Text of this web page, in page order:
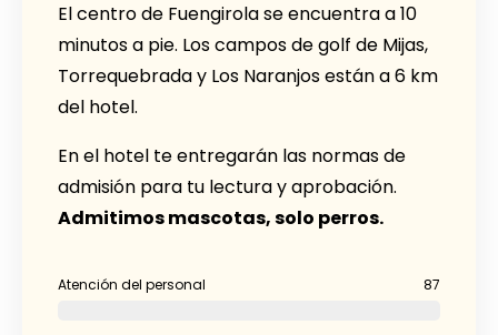
El centro de Fuengirola se encuentra a 10
minutos a pie. Los campos de golf de Mijas,
Torrequebrada y Los Naranjos están a 6 km
del hotel.
En el hotel te entregarán las normas de
admisión para tu lectura y aprobación.
Admitimos mascotas, solo perros.
Atención del personal 87